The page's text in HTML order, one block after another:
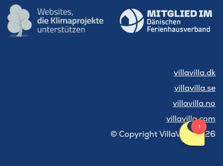
villavilla.dk
villavilla.se
villavilla.no
villavilla.com
© Copyright VillaVilla 2026